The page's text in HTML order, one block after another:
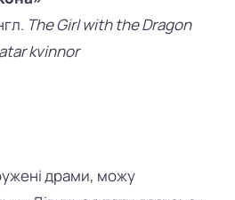
The Girl with the Dragon
kvinnor
драми, можу